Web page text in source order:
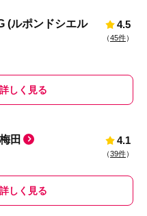
(ルポンドシエル
4.5
（45件）
しく見る
田 4.1
（39件）
しく見る